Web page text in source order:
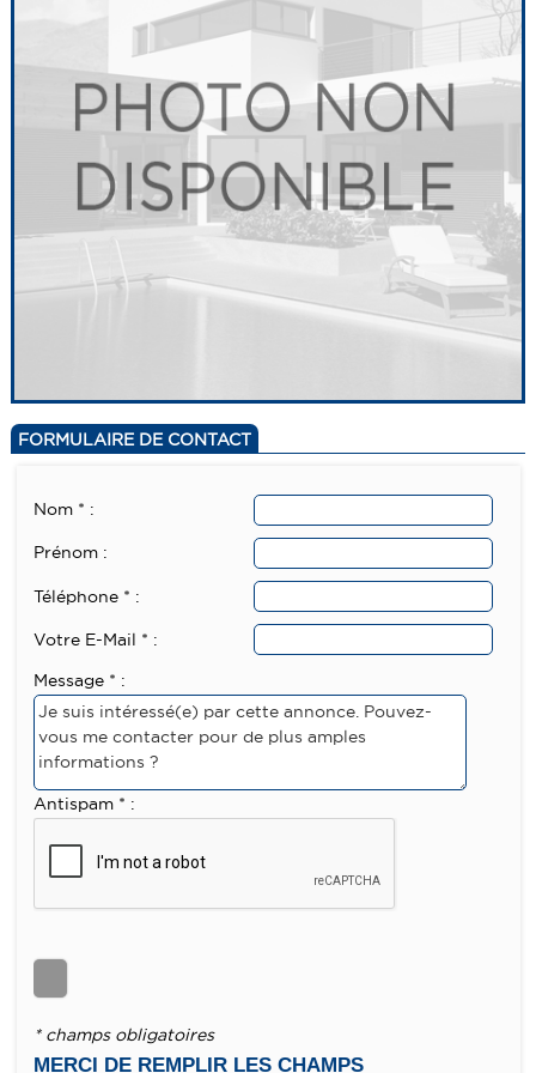
FORMULAIRE DE CONTACT
Nom * :
Prénom :
Téléphone * :
Votre E-Mail * :
Message * :
Antispam * :
* champs obligatoires
MERCI DE REMPLIR LES CHAMPS